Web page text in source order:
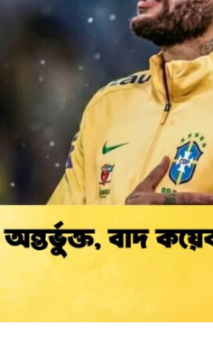
খবর